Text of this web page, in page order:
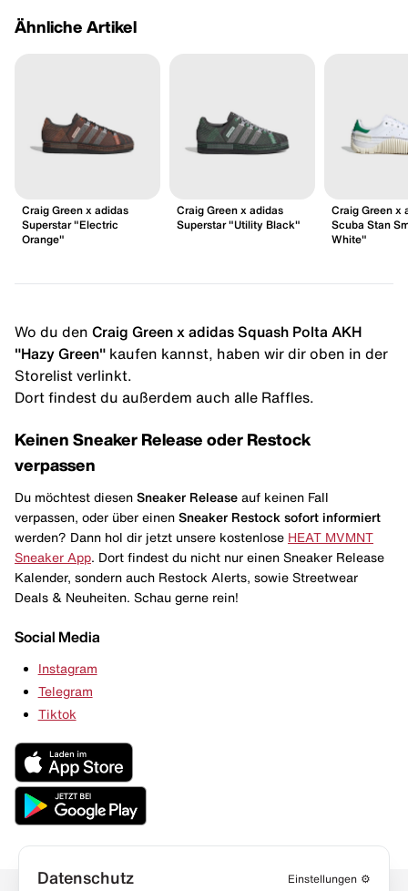
Ähnliche Artikel
Craig Green x adidas
Superstar "Electric
Orange"
Craig Green x adidas
Superstar "Utility Black"
Craig Green x
Scuba Stan
White"
Wo du den Craig Green x adidas Squash Polta AKH
"Hazy Green" kaufen kannst, haben wir dir oben in der
Storelist verlinkt.
Dort findest du außerdem auch alle Raffles.
Keinen Sneaker Release oder Restock
verpassen
Du möchtest diesen Sneaker Release auf keinen Fall
verpassen, oder über einen Sneaker Restock sofort informiert
werden? Dann hol dir jetzt unsere kostenlose HEAT MVMNT
Sneaker App . Dort findest du nicht nur einen Sneaker Release
Kalender, sondern auch Restock Alerts, sowie Streetwear
Deals & Neuheiten. Schau gerne rein!
Social Media
Instagram
Telegram
Tiktok
Datenschutz Einstellungen ⚙️